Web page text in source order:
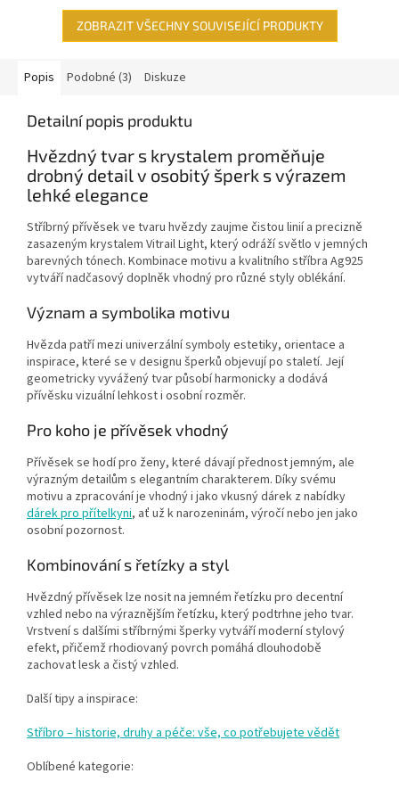
ZOBRAZIT VŠECHNY SOUVISEJÍCÍ PRODUKTY
Popis Podobné (3) Diskuze
Detailní popis produktu
Hvězdný tvar s krystalem proměňuje
drobný detail v osobitý šperk s výrazem
lehké elegance
Stříbrný přívěsek ve tvaru hvězdy zaujme čistou linií a precizně
zasazeným krystalem Vitrail Light, který odráží světlo v jemných
barevných tónech. Kombinace motivu a kvalitního stříbra Ag925
vytváří nadčasový doplněk vhodný pro různé styly oblékání.
Význam a symbolika motivu
Hvězda patří mezi univerzální symboly estetiky, orientace a
inspirace, které se v designu šperků objevují po staletí. Její
geometricky vyvážený tvar působí harmonicky a dodává
přívěsku vizuální lehkost i osobní rozměr.
Pro koho je přívěsek vhodný
Přívěsek se hodí pro ženy, které dávají přednost jemným, ale
výrazným detailům s elegantním charakterem. Díky svému
motivu a zpracování je vhodný i jako vkusný dárek z nabídky
dárek pro přítelkyni, ať už k narozeninám, výročí nebo jen jako
osobní pozornost.
Kombinování s řetízky a styl
Hvězdný přívěsek lze nosit na jemném řetízku pro decentní
vzhled nebo na výraznějším řetízku, který podtrhne jeho tvar.
Vrstvení s dalšími stříbrnými šperky vytváří moderní stylový
efekt, přičemž rhodiovaný povrch pomáhá dlouhodobě
zachovat lesk a čistý vzhled.
Další tipy a inspirace:
Stříbro – historie, druhy a péče: vše, co potřebujete vědět
Oblíbené kategorie: